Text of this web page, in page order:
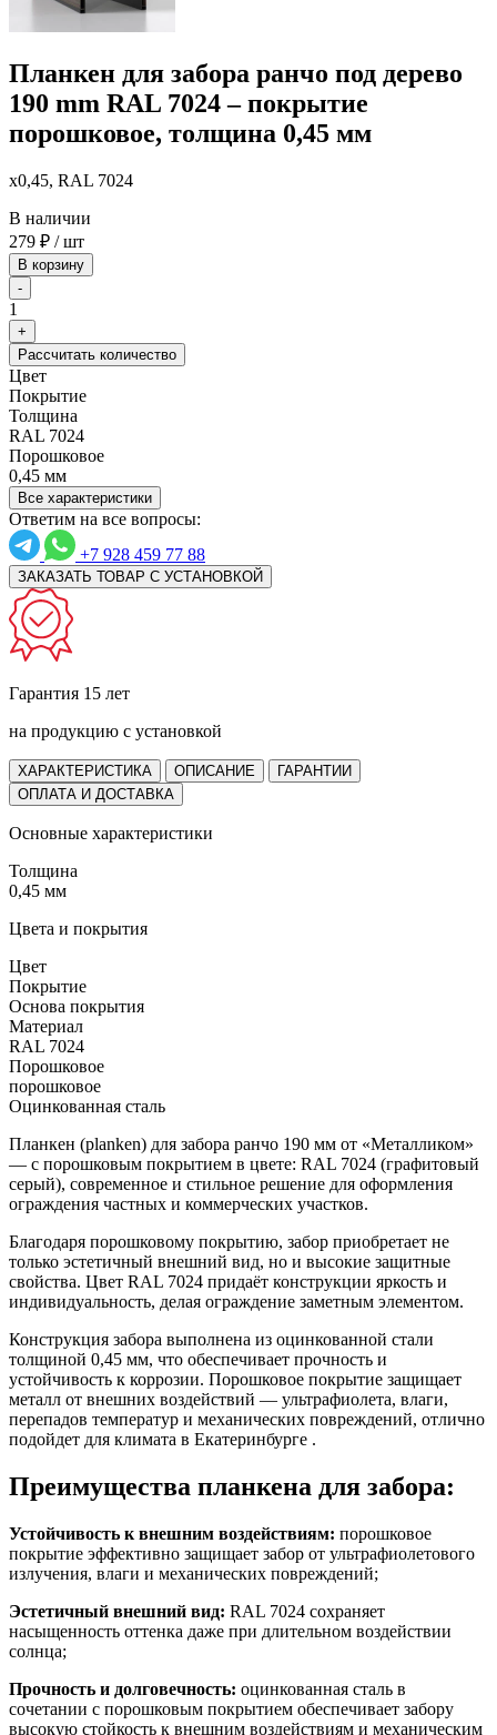
Планкен для забора ранчо под дерево
190 mm RAL 7024 – покрытие
порошковое, толщина 0,45 мм
x0,45, RAL 7024
В наличии
279 ₽ / шт
В корзину
-
1
+
Рассчитать количество
Цвет
Покрытие
Толщина
RAL 7024
Порошковое
0,45 мм
Все характеристики
Ответим на все вопросы:
+7 928 459 77 88
ЗАКАЗАТЬ ТОВАР С УСТАНОВКОЙ
Гарантия 15 лет
на продукцию с установкой
ХАРАКТЕРИСТИКА ОПИСАНИЕ
ГАРАНТИИ
ОПЛАТА И ДОСТАВКА
Основные характеристики
Толщина
0,45 мм
Цвета и покрытия
Цвет
Покрытие
Основа покрытия
Материал
RAL 7024
Порошковое
порошковое
Оцинкованная сталь
Планкен (planken) для забора ранчо 190 мм от «Металликом»
— с порошковым покрытием в цвете: RAL 7024 (графитовый
серый), современное и стильное решение для оформления
ограждения частных и коммерческих участков.
Благодаря порошковому покрытию, забор приобретает не
только эстетичный внешний вид, но и высокие защитные
свойства. Цвет RAL 7024 придаёт конструкции яркость и
индивидуальность, делая ограждение заметным элементом.
Конструкция забора выполнена из оцинкованной стали
толщиной 0,45 мм, что обеспечивает прочность и
устойчивость к коррозии. Порошковое покрытие защищает
металл от внешних воздействий — ультрафиолета, влаги,
перепадов температур и механических повреждений, отлично
подойдет для климата в Екатеринбурге .
Преимущества планкена для забора:
Устойчивость к внешним воздействиям: порошковое
покрытие эффективно защищает забор от ультрафиолетового
излучения, влаги и механических повреждений;
Эстетичный внешний вид: RAL 7024 сохраняет
насыщенность оттенка даже при длительном воздействии
солнца;
Прочность и долговечность: оцинкованная сталь в
сочетании с порошковым покрытием обеспечивает забору
высокую стойкость к внешним воздействиям и механическим